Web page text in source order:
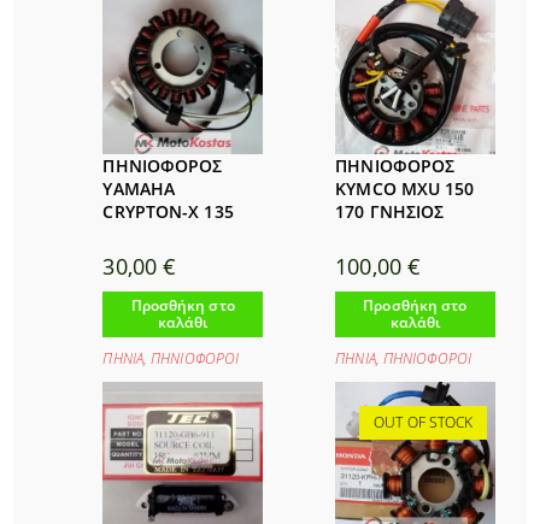
ΠΗΝΙΟΦΟΡΟΣ
YAMAHA
CRYPTON-X 135
30,00€
Προσθήκη στο
καλάθι
ΠΗΝΙΑ,ΠΗΝΙΟΦΟΡΟΙ
ΠΗΝΙΟΦΟΡΟΣ
KYMCO MXU 150
170 ΓΝΗΣΙΟΣ
100,00 €
Προσθήκη στο
καλάθι
ΠΗΝΙΑ, ΠΗΝΙΟΦΟΡΟΙ
OUT OF STOCK